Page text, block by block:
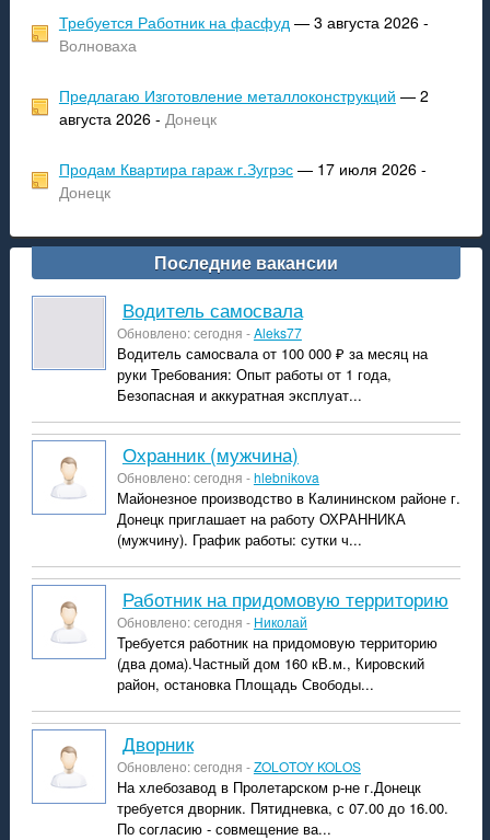
Требуется Работник на фасфуд— 3 августа 2026 -
Волноваха
Предлагаю Изготовление металлоконструкций — 2
августа 2026 - Донецк
Продам Квартира гараж г.Зугрэс— 17 июля 2026 -
Донецк
Последние вакансии
Водитель самосвала
Обновлено: сегодня -Aleks77
Водитель самосвала от 100 000 ₽ за месяц на
руки Требования: Опыт работы от 1 года,
Безопасная и аккуратная эксплуат...
Охранник (мужчина)
Обновлено: сегодня -hlebnikova
Майонезное производство в Калининском районе г.
Донецк приглашает на работу ОХРАННИКА
(мужчину). График работы: сутки ч...
Работник на придомовую территорию
Обновлено: сегодня - Николай
Требуется работник на придомовую территорию
(два дома).Частный дом 160 кВ.м., Кировский
район, остановка Площадь Свободы...
Дворник
Обновлено: сегодня -ZOLOTOY KOLOS
На хлебозавод в Пролетарском р-не г.Донецк
требуется дворник. Пятидневка, с 07.00 до 16.00.
По согласию - совмещение ва...